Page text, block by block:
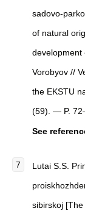
sadovo-
of natural
development
Vorobyov //
the EKSTU
(59). — P.
See
Lutai S.S.
sibirskoj